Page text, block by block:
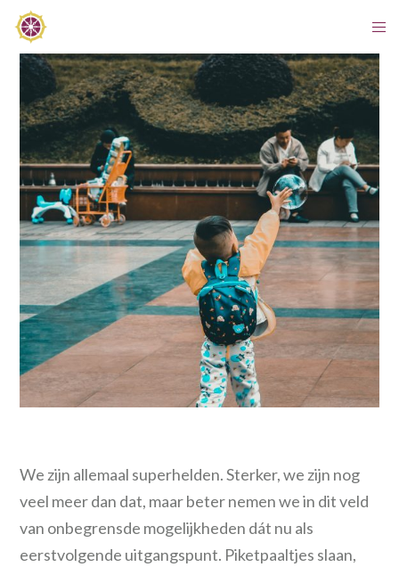
We zijn allemaal superhelden. Sterker, we zijn nog
veel meer dan dat, maar beter nemen we in dit veld
van onbegrensde mogelijkheden dát nu als
eerstvolgende uitgangspunt. Piketpaaltjes slaan,